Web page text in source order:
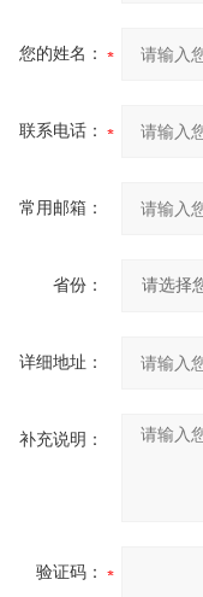
您的姓名：
联系电话：
常用邮箱：
省份：
详细地址：
补充说明：
验证码：